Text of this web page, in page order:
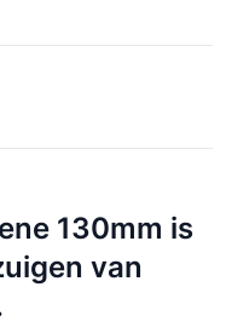
130mm is
van